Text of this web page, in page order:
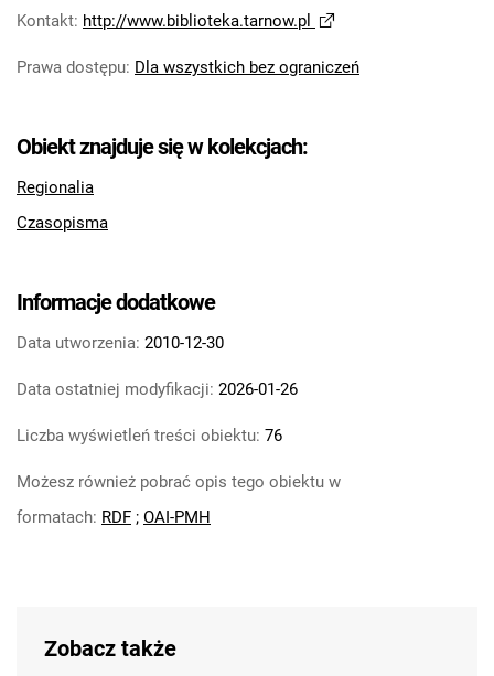
Kontakt: http://www.biblioteka.tarnow.pl
Prawa dostępu: Dla wszystkich bez ograniczeń
Obiekt znajduje się w kolekcjach:
Regionalia
Czasopisma
Informacje dodatkowe
Data utworzenia: 2010-12-30
Data ostatniej modyfikacji: 2026-01-26
Liczba wyświetleń treści obiektu: 76
Możesz również pobrać opis tego obiektu w
formatach: RDF ; OAI-PMH
Zobacz także